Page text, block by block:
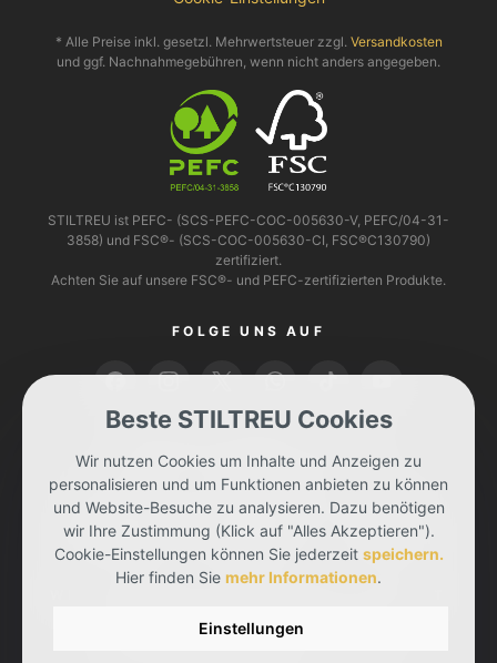
* Alle Preise inkl. gesetzl. Mehrwertsteuer zzgl. Versandkosten
und ggf. Nachnahmegebühren, wenn nicht anders angegeben.
STILTREU ist PEFC- (SCS-PEFC-COC-005630-V, PEFC/04-31-
3858) und FSC®- (SCS-COC-005630-CI, FSC®C130790)
zertifiziert.
Achten Sie auf unsere FSC®- und PEFC-zertifizierten Produkte.
FOLGE UNS AUF
Beste STILTREU Cookies
Wir nutzen Cookies um Inhalte und Anzeigen zu
personalisieren und um Funktionen anbieten zu können
und Website-Besuche zu analysieren. Dazu benötigen
wir Ihre Zustimmung (Klick auf "Alles Akzeptieren").
Cookie-Einstellungen können Sie jederzeit speichern.
Hier finden Sie mehr Informationen.
Einstellungen